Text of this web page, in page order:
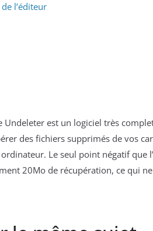
l’éditeur
Undeleter est un logiciel très
des fichiers supprimés de vos
Le seul point négatif que
20Mo de récupération, ce qui